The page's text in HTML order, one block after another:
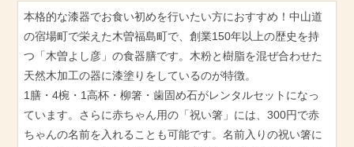
本格的な漆器でお食い初めを行いたい方におすすめ！中山道
の宿場町で栄えた木曽福島町で、創業150年以上の歴史を持
つ「木曽よし彦」の食器膳です。木粉と樹脂を混ぜ合わせた
天然木加工の器に漆塗りをしているのが特徴。
1膳・4椀・1高杯・柳箸・歯固め石がレンタルセットになっ
ています。さらに赤ちゃん用の「祝い箸」には、300円で赤
ちゃんの名前を入れることも可能です。名前入りの祝い箸に